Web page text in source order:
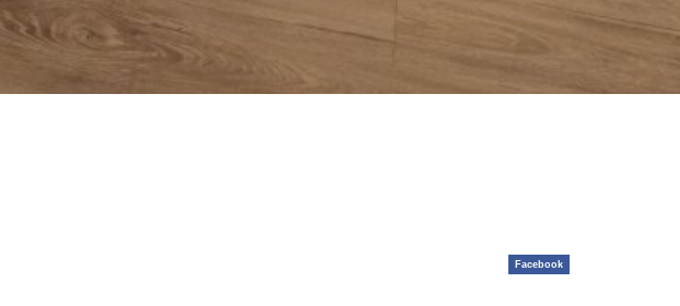
Facebook